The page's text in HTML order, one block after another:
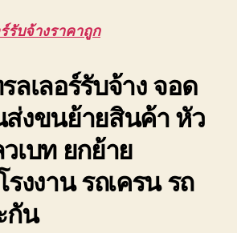
รับจ้างราคาถูก
ลเลอร์รับจ้าง จอด
งขนย้ายสินค้า หัว
เบท ยกย้าย
รงงาน รถเครน รถ
กัน